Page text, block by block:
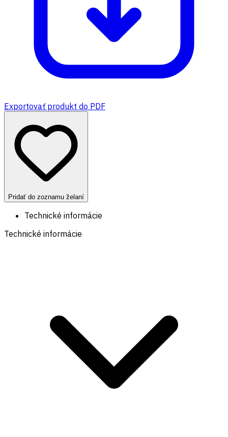
Exportovať produkt do PDF
Pridať do zoznamu želaní
Technické informácie
Technické informácie